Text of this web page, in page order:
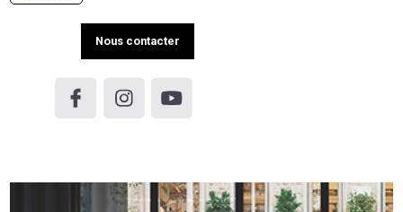
Nous contacter